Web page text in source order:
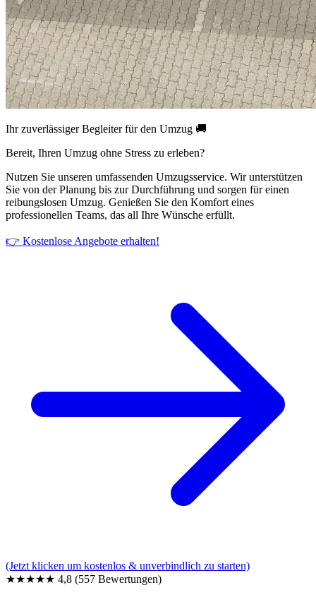
Ihr zuverlässiger Begleiter für den Umzug 🚚
Bereit, Ihren Umzug ohne Stress zu erleben?
Nutzen Sie unseren umfassenden Umzugsservice. Wir unterstützen
Sie von der Planung bis zur Durchführung und sorgen für einen
reibungslosen Umzug. Genießen Sie den Komfort eines
professionellen Teams, das all Ihre Wünsche erfüllt.
👉 Kostenlose Angebote erhalten!
(Jetzt klicken um kostenlos & unverbindlich zu starten)
★★★★★ 4,8 (557 Bewertungen)